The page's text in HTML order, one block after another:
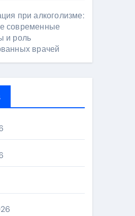
при алкоголизме:
современные
и роль
врачей